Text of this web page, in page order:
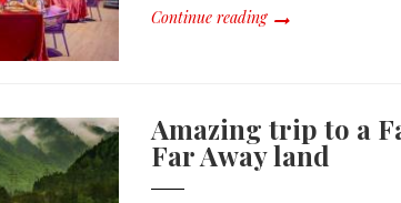
Continue reading
Amazing trip to a
Far Away land